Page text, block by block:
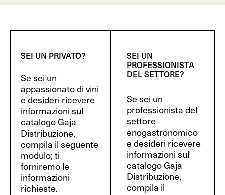
SEI UN PRIVATO?
Se sei un
appassionato di vini
e desideri ricevere
informazioni sul
catalogo Gaja
Distribuzione,
compila il seguente
modulo; ti
forniremo le
informazioni
richieste.
SEI UN
PROFESSIONISTA
DEL SETTORE?
Se sei un
professionista del
settore
enogastronomico
e desideri ricevere
informazioni sul
catalogo Gaja
Distribuzione,
compila il